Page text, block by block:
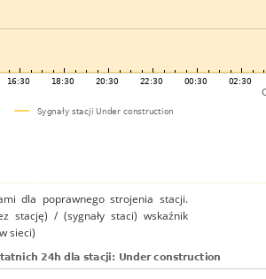
dla poprawnego strojenia stacji.
stację) / (sygnały staci) wskaźnik
sieci)